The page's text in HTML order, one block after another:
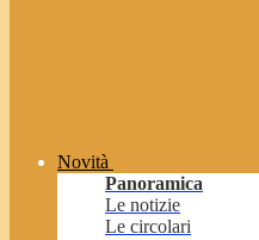
Novità
Panoramica
Le notizie
Le circolari